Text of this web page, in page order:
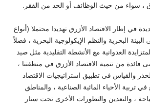
، سواء من حيث الوظائف أو الحد من الفقر.
في إطار الاقتصاد الأزرق تهديدا محتملا (أنواع
البحرية والنظم الإيكولوجية البحرية ، فضلاً
العدوانية مع الأنشطة التقليدية مثل صيد
فائدة من تنمية الاقتصاد الأزرق في منطقتنا ،
والقياس في تطبيق استراتيجيات الاقتصاد
تربية الأحياء المائية الصناعية ، والمناطق
، والتعدين والتطورات الأخرى تحت ستار